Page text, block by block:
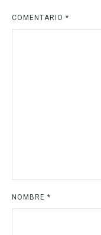
COMENTARIO *
NOMBRE *